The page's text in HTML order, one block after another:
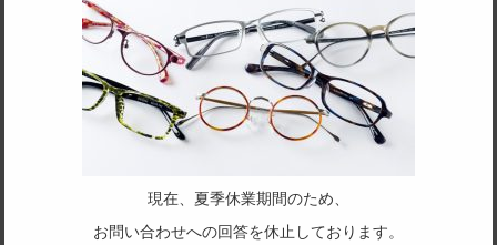
を使い形にすることで曲げ加工時の金属疲労を軽減させ、また衝撃が加わ
った際には力が分散しやすい形状になっています。アームの素材はα-βチ
タン（ハーフチタン）を使用しています。素材の強度が高く伸びが大きい
ので曲げ加工に適した材料です。
SPEC
現在、夏季休業期間のため、
お問い合わせへの回答を休止しております。